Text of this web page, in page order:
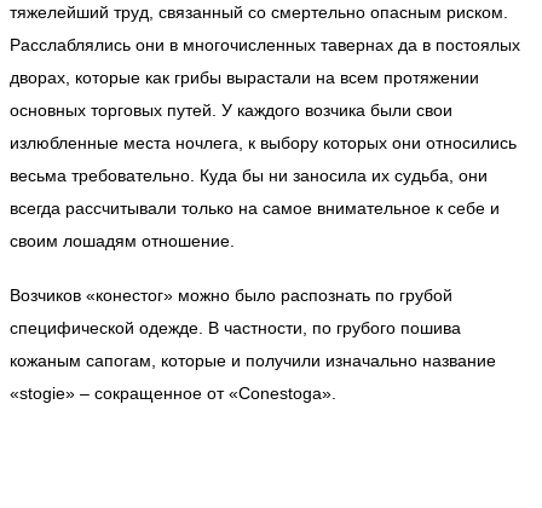
тяжелейший труд, связанный со смертельно опасным риском.
Расслаблялись они в многочисленных тавернах да в постоялых
дворах, которые как грибы вырастали на всем протяжении
основных торговых путей. У каждого возчика были свои
излюбленные места ночлега, к выбору которых они относились
весьма требовательно. Куда бы ни заносила их судьба, они
всегда рассчитывали только на самое внимательное к себе и
своим лошадям отношение.
Возчиков «конестог» можно было распознать по грубой
специфической одежде. В частности, по грубого пошива
кожаным сапогам, которые и получили изначально название
«stogie» – сокращенное от «Cоnestoga».